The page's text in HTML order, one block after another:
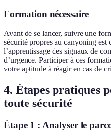
Formation nécessaire
Avant de se lancer, suivre une
sécurité propres au canyoning est
l’apprentissage des signaux de
d’urgence. Participer à ces
votre aptitude à réagir en cas de
4. Étapes pratiques
toute sécurité
Étape 1 : Analyser le